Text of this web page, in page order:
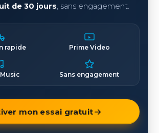
de 30 jours, sans engagement.
rapide Prime Video
Sans engagement
mon essai gratuit